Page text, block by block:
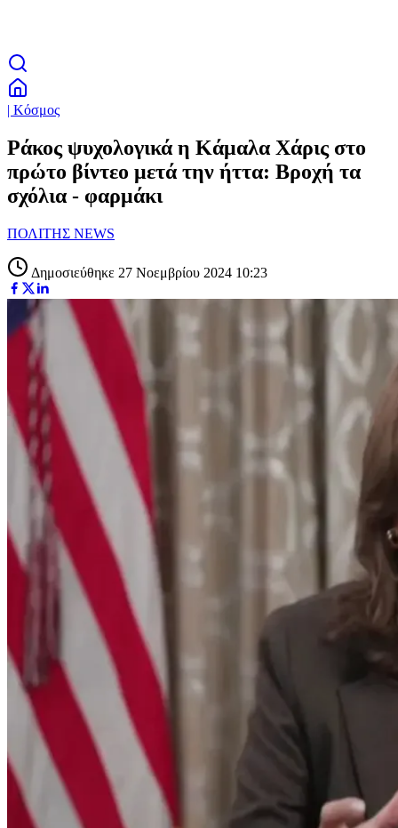
| Κόσμος
Ράκος ψυχολογικά η Κάμαλα Χάρις στο
πρώτο βίντεο μετά την ήττα: Βροχή τα
σχόλια - φαρμάκι
ΠΟΛΙΤΗΣ NEWS
Δημοσιεύθηκε 27 Νοεμβρίου 2024 10:23